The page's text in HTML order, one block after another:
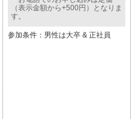
（表示金額から+500円）となりま
す。
参加条件：男性は大卒 & 正社員